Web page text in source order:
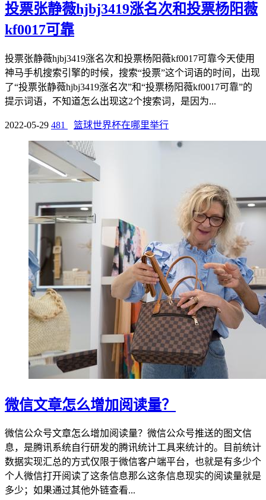
投票张静薇hjbj3419涨名次和投票杨阳薇
kf0017可靠
投票张静薇hjbj3419涨名次和投票杨阳薇kf0017可靠今天使用
神马手机搜索引擎的时候，搜索“投票”这个词语的时间，出现
了“投票张静薇hjbj3419涨名次”和“投票杨阳薇kf0017可靠”的
提示词语，不知道怎么出现这2个搜索词，是因为...
2022-05-29 481 篮球世界杯在哪里举行
微信文章怎么增加阅读量？
微信公众号文章怎么增加阅读量？微信公众号推送的图文信
息，是腾讯系统自行研发的腾讯统计工具来统计的。目前统计
数据实现汇总的方式仅限于微信客户端平台，也就是有多少个
个人微信打开阅读了这条信息那么这条信息现实的阅读量就是
多少；如果通过其他外链查看...